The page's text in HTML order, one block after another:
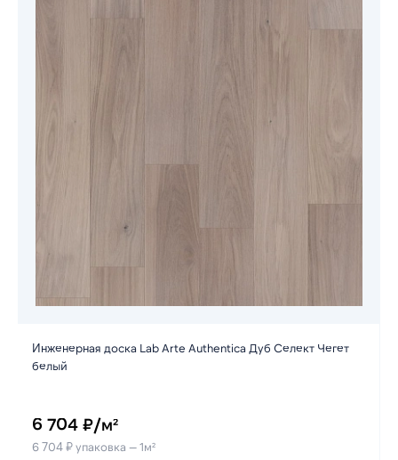
Инженерная доска Lab Arte Authentica Дуб Селект Чегет
белый
6 704 ₽/м²
6 704 ₽ упаковка — 1м²